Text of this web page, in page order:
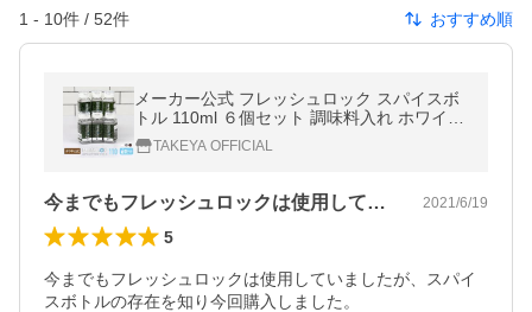
1 - 10件 / 52件 おすすめ順
メーカー公式 フレッシュロック スパイスボ
トル 110ml ６個セット 調味料入れ ホワイト
日本製 保存容器 爆買
TAKEYA OFFICIAL
今までもフレッシュロックは使用していま… 2021/6/19
5
今までもフレッシュロックは使用していましたが、スパイ
スボトルの存在を知り今回購入しました。